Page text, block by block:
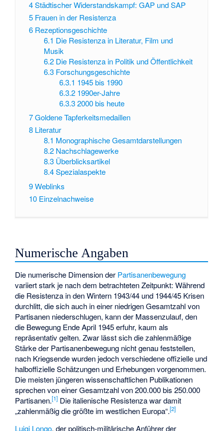
4Städtischer Widerstandskampf: GAP und SAP
5 Frauen in der Resistenza
6 Rezeptionsgeschichte
6.1 Die Resistenza in Literatur, Film und
Musik
6.2 Die Resistenza in Politik und Öffentlichkeit
6.3 Forschungsgeschichte
6.3.1 1945 bis 1990
6.3.2 1990er-Jahre
6.3.3 2000 bis heute
7Goldene Tapferkeitsmedaillen
8 Literatur
8.1 Monographische Gesamtdarstellungen
8.2 Nachschlagewerke
8.3 Überblicksartikel
8.4 Spezialaspekte
9Weblinks
10 Einzelnachweise
Numerische Angaben
Die numerische Dimension der Partisanenbewegung
variiert stark je nach dem betrachteten Zeitpunkt: Während
die Resistenza in den Wintern 1943/44 und 1944/45 Krisen
durchlitt, die sich auch in einer niedrigen Gesamtzahl von
Partisanen niederschlugen, kann der Massenzulauf, den
die Bewegung Ende April 1945 erfuhr, kaum als
repräsentativ gelten. Zwar lässt sich die zahlenmäßige
Stärke der Partisanenbewegung nicht genau feststellen,
nach Kriegsende wurden jedoch verschiedene offizielle und
halboffizielle Schätzungen und Erhebungen vorgenommen.
Die meisten jüngeren wissenschaftlichen Publikationen
sprechen von einer Gesamtzahl von 200.000 bis 250.000
Partisanen.[1] Die italienische Resistenza war damit
„zahlenmäßig die größte im westlichen Europa“.[2]
Luigi Longo, der politisch-militärische Anführer der